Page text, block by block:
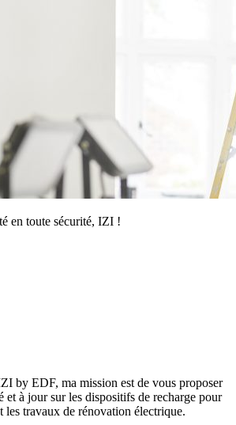
en toute sécurité, IZI !
by EDF, ma mission est de vous proposer
et à jour sur les dispositifs de recharge pour
les travaux de rénovation électrique.